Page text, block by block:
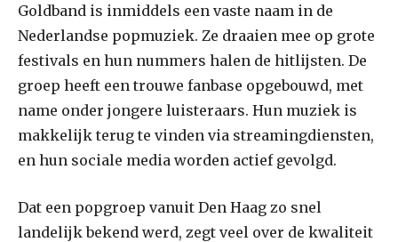
Goldband is inmiddels een vaste naam in de
Nederlandse popmuziek. Ze draaien mee op grote
festivals en hun nummers halen de hitlijsten. De
groep heeft een trouwe fanbase opgebouwd, met
name onder jongere luisteraars. Hun muziek is
makkelijk terug te vinden via streamingdiensten,
en hun sociale media worden actief gevolgd.
Dat een popgroep vanuit Den Haag zo snel
landelijk bekend werd, zegt veel over de kwaliteit